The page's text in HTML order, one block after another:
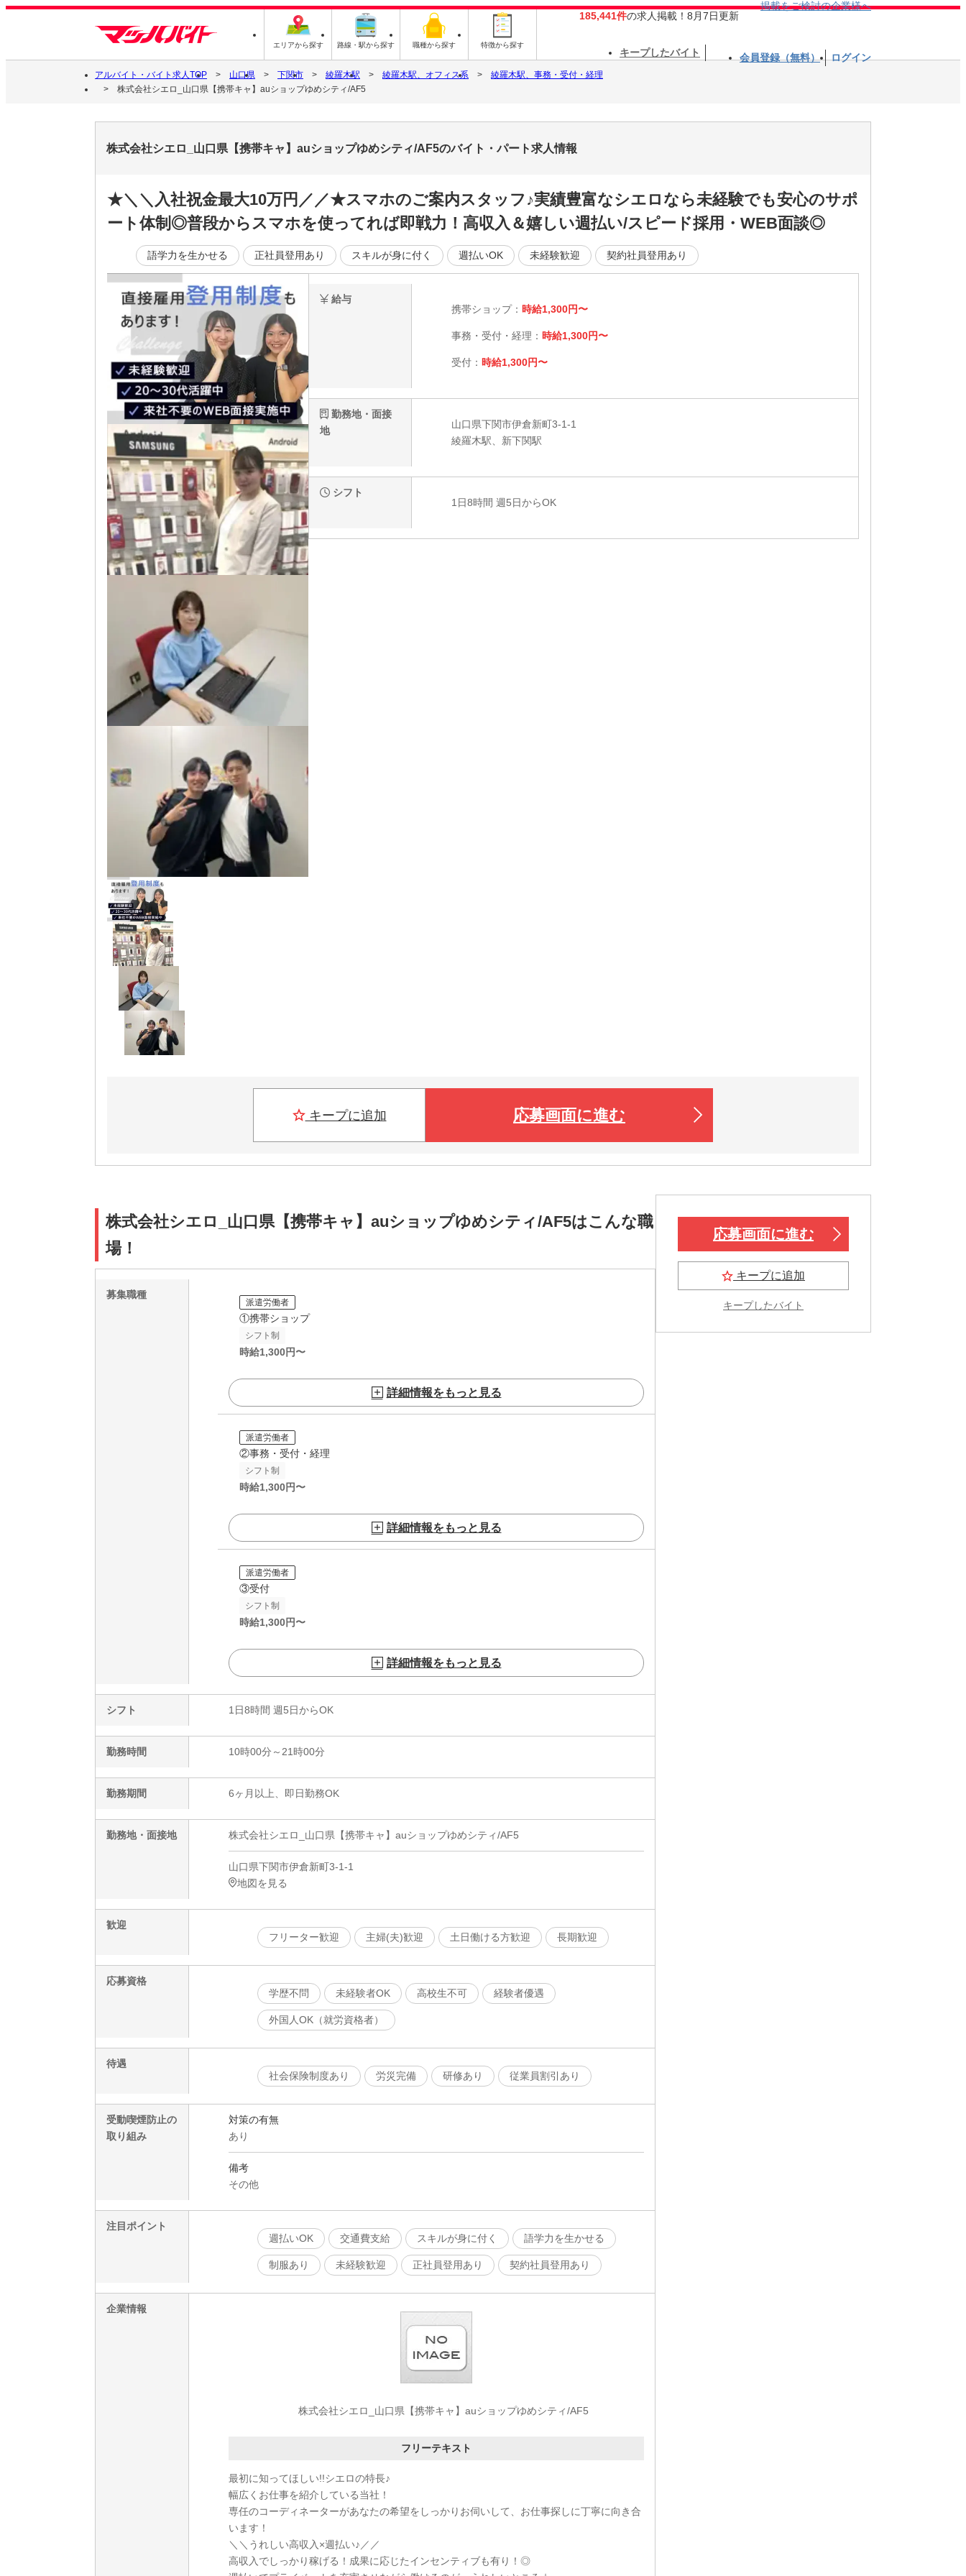
エリアから探す 路線・駅から探す 職種から探す 特徴から探す
185,441件の求人掲載！8月7日更新
掲載をご検討の企業様へ
キープしたバイト 会員登録（無料） ログイン
アルバイト・バイト求人TOP 山口県 下関市 綾羅木駅 綾羅木駅、オフィス系
綾羅木駅、事務・受付・経理
株式会社シエロ_山口県【携帯キャ】auショップゆめシティ/AF5
株式会社シエロ_山口県【携帯キャ】auショップゆめシティ/AF5のバイト・パート求人情報
★＼＼入社祝金最大10万円／／★スマホのご案内スタッフ♪実績豊富なシエロなら未経験でも安心のサポ
ート体制◎普段からスマホを使ってれば即戦力！高収入＆嬉しい週払い/スピード採用・WEB面談◎
語学力を生かせる 正社員登用あり スキルが身に付く 週払いOK 未経験歓迎 契約社員登用あり
給与
携帯ショップ： 時給1,300円〜
事務・受付・経理： 時給1,300円〜
受付： 時給1,300円〜
勤務地・面接
地
山口県下関市伊倉新町3-1-1
綾羅木駅、新下関駅
シフト
1日8時間 週5日からOK
キープに追加 応募画面に進む
株式会社シエロ_山口県【携帯キャ】auショップゆめシティ/AF5はこんな職
場！
募集職種
派遣労働者
①携帯ショップ
シフト制
時給1,300円〜
詳細情報をもっと見る
派遣労働者
②事務・受付・経理
シフト制
時給1,300円〜
詳細情報をもっと見る
派遣労働者
③受付
シフト制
時給1,300円〜
詳細情報をもっと見る
シフト 1日8時間 週5日からOK
勤務時間 10時00分～21時00分
勤務期間 6ヶ月以上、即日勤務OK
勤務地・面接地 株式会社シエロ_山口県【携帯キャ】auショップゆめシティ/AF5
山口県下関市伊倉新町3-1-1
地図を見る
歓迎
フリーター歓迎
主婦(夫)歓迎 土日働ける方歓迎 長期歓迎
応募資格
学歴不問
未経験者OK 高校生不可 経験者優遇
外国人OK（就労資格者）
待遇
社会保険制度あり
労災完備 研修あり 従業員割引あり
受動喫煙防止の
取り組み
対策の有無
あり
備考
その他
注目ポイント
週払いOK
交通費支給 スキルが身に付く 語学力を生かせる
制服あり 未経験歓迎 正社員登用あり 契約社員登用あり
企業情報
株式会社シエロ_山口県【携帯キャ】auショップゆめシティ/AF5
フリーテキスト
最初に知ってほしい!!シエロの特長♪
幅広くお仕事を紹介している当社！
専任のコーディネーターがあなたの希望をしっかりお伺いして、お仕事探しに丁寧に向き合
います！
＼＼うれしい高収入×週払い♪／／
高収入でしっかり稼げる！成果に応じたインセンティブも有り！◎
応募画面に進む
キープに追加
キープしたバイト